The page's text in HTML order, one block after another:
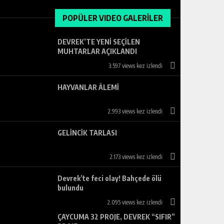
POPÜLER VIDEO GALERİLER
DEVREK’TE YENİ SEÇİLEN
MUHTARLAR AÇIKLANDI
3.597 views kez izlendi
HAYVANLAR ÂLEMİ
2.993 views kez izlendi
GELİNCİK TARLASI
2.173 views kez izlendi
Devrek’te feci olay! Bahçede ölü
bulundu
2.095 views kez izlendi
ÇAYCUMA 32 PROJE, DEVREK “SIFIR”